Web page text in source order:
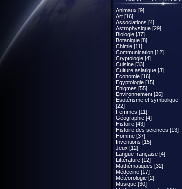
Animaux [9]
Art [16]
Associations [4]
Astrophysique [29]
Biologie [37]
Botanique [8]
Chimie [11]
Communication [12]
Cryptologie [4]
Cuisine [33]
Culture asiatique [3]
Economie [16]
Egyptologie [15]
Enigmes [55]
Environnement [26]
Ésotérisme et symbolique
[22]
Femmes [11]
Géographie [4]
Histoire [43]
Histoire des sciences [13]
Homme [37]
Inventions [15]
Jeux [12]
Langue française [4]
Littérature [12]
Mathématiques [32]
Médecine [17]
Météorologie [2]
Musique [30]